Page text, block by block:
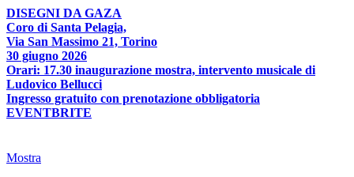
DISEGNI DA GAZA
Coro di Santa Pelagia,
Via San Massimo 21, Torino
30 giugno 2026
Orari: 17.30 inaugurazione mostra, intervento musicale di
Ludovico Bellucci
Ingresso gratuito con prenotazione obbligatoria
EVENTBRITE
Mostra